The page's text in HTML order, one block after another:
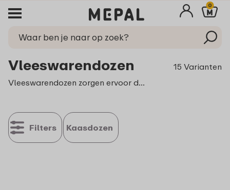
0
Vleeswarendozen
15 Varianten
Vleeswarendozen zorgen ervoor dat jouw vers gekochte vleeswaren lekker lang vers blijven. Zo geniet je niet alleen vandaag en morgen, maar ook overmorgen of zelfs de dag daarna! De dozen sluiten stuk voor stuk uitstekend af en kunnen ook nog eens tegen een stootje. Een vleeswarendoos koelkast is de ideale oplossing om jouw vleeswaren overzichtelijk én langer vers te bewaren.
Filters Kaasdozen